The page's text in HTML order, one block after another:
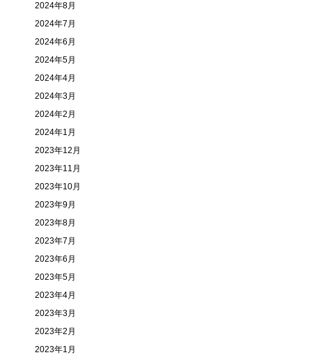
2024年8月
2024年7月
2024年6月
2024年5月
2024年4月
2024年3月
2024年2月
2024年1月
2023年12月
2023年11月
2023年10月
2023年9月
2023年8月
2023年7月
2023年6月
2023年5月
2023年4月
2023年3月
2023年2月
2023年1月